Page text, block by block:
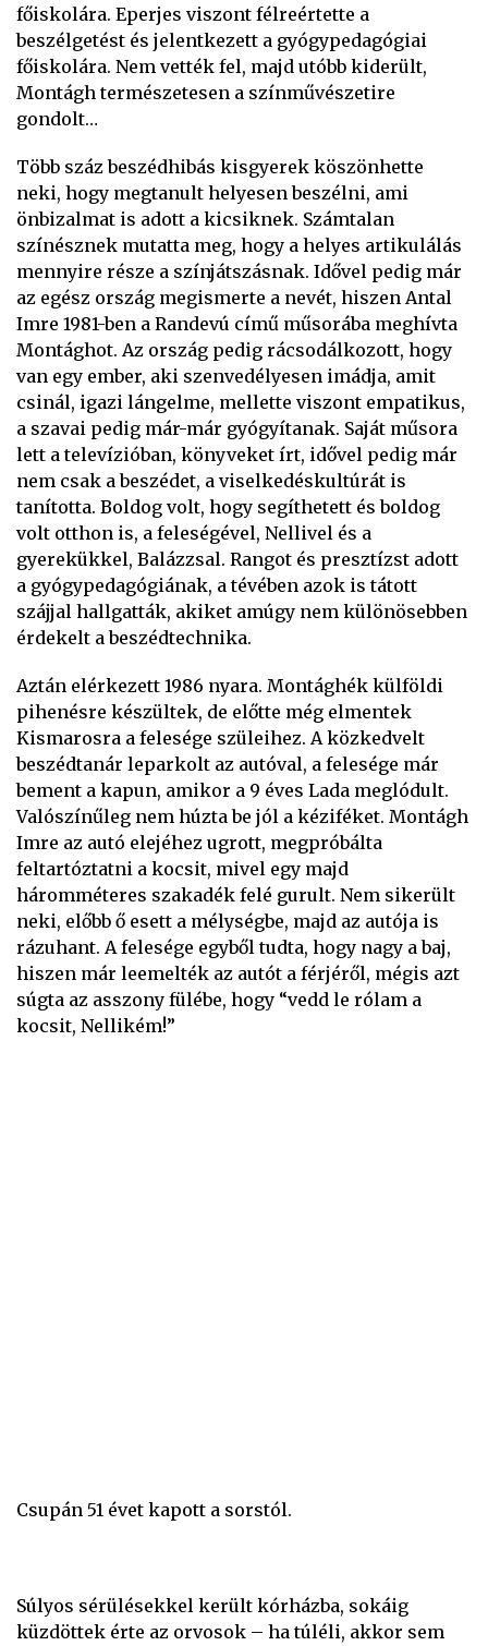
főiskolára. Eperjes viszont félreértette a
beszélgetést és jelentkezett a gyógypedagógiai
főiskolára. Nem vették fel, majd utóbb kiderült,
Montágh természetesen a színművészetire
gondolt…
Több száz beszédhibás kisgyerek köszönhette
neki, hogy megtanult helyesen beszélni, ami
önbizalmat is adott a kicsiknek. Számtalan
színésznek mutatta meg, hogy a helyes artikulálás
mennyire része a színjátszásnak. Idővel pedig már
az egész ország megismerte a nevét, hiszen Antal
Imre 1981-ben a Randevú című műsorába meghívta
Montághot. Az ország pedig rácsodálkozott, hogy
van egy ember, aki szenvedélyesen imádja, amit
csinál, igazi lángelme, mellette viszont empatikus,
a szavai pedig már-már gyógyítanak. Saját műsora
lett a televízióban, könyveket írt, idővel pedig már
nem csak a beszédet, a viselkedéskultúrát is
tanította. Boldog volt, hogy segíthetett és boldog
volt otthon is, a feleségével, Nellivel és a
gyerekükkel, Balázzsal. Rangot és presztízst adott
a gyógypedagógiának, a tévében azok is tátott
szájjal hallgatták, akiket amúgy nem különösebben
érdekelt a beszédtechnika.
Aztán elérkezett 1986 nyara. Montághék külföldi
pihenésre készültek, de előtte még elmentek
Kismarosra a felesége szüleihez. A közkedvelt
beszédtanár leparkolt az autóval, a felesége már
bement a kapun, amikor a 9 éves Lada meglódult.
Valószínűleg nem húzta be jól a kéziféket. Montágh
Imre az autó elejéhez ugrott, megpróbálta
feltartóztatni a kocsit, mivel egy majd
háromméteres szakadék felé gurult. Nem sikerült
neki, előbb ő esett a mélységbe, majd az autója is
rázuhant. A felesége egyből tudta, hogy nagy a baj,
hiszen már leemelték az autót a férjéről, mégis azt
súgta az asszony fülébe, hogy “vedd le rólam a
kocsit, Nellikém!”
Csupán 51 évet kapott a sorstól.
Súlyos sérülésekkel került kórházba, sokáig
küzdöttek érte az orvosok – ha túléli, akkor sem